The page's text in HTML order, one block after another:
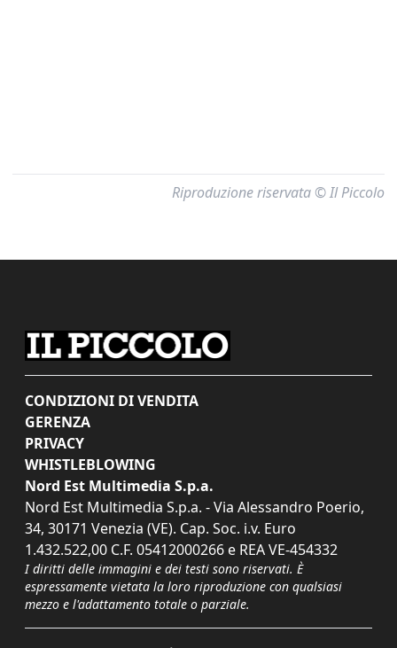
Riproduzione riservata © Il Piccolo
CONDIZIONI DI VENDITA
GERENZA
PRIVACY
WHISTLEBLOWING
Nord Est Multimedia S.p.a.
Nord Est Multimedia S.p.a. - Via Alessandro Poerio,
34, 30171 Venezia (VE). Cap. Soc. i.v. Euro
1.432.522,00 C.F. 05412000266 e REA VE-454332
I diritti delle immagini e dei testi sono riservati. È
espressamente vietata la loro riproduzione con qualsiasi
mezzo e l'adattamento totale o parziale.